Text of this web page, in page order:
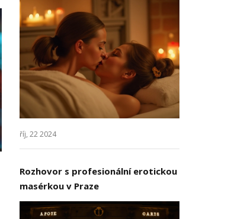
říj, 22 2024
Rozhovor s profesionální erotickou
masérkou v Praze